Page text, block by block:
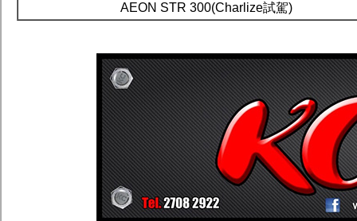
AEON STR 300(Charlize試駕)